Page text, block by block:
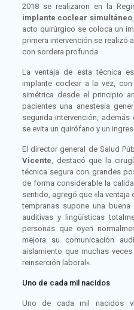
2018 se realizaron en la
implante coclear simultáneo
acto quirúrgico se coloca un
primera intervención se realizó
con sordera profunda.
La ventaja de esta técnica
implante coclear a la vez,
simétrica desde el principio
pacientes una anestesia
segunda intervención,
se evita un quirófano y un
El director general de Salud
Vicente , destacó que la
técnica segura con grandes
de forma considerable la
sentido, agregó que «la ventaja
tempranas supone una
auditivas y lingüísticas
personas que oyen
mejora su comunicación
aislamiento que muchas
reinserción laboral».
Uno de cada mil nacidos
Uno de cada mil nacidos